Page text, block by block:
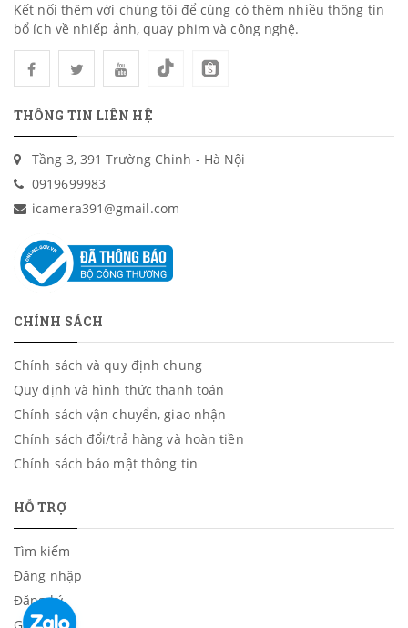
Kết nối thêm với chúng tôi để cùng có thêm nhiều thông tin
bổ ích về nhiếp ảnh, quay phim và công nghệ.
THÔNG TIN LIÊN HỆ
Tầng 3, 391 Trường Chinh - Hà Nội
0919699983
icamera391@gmail.com
CHÍNH SÁCH
Chính sách và quy định chung
Quy định và hình thức thanh toán
Chính sách vận chuyển, giao nhận
Chính sách đổi/trả hàng và hoàn tiền
Chính sách bảo mật thông tin
HỖ TRỢ
Tìm kiếm
Đăng nhập
Đăng ký